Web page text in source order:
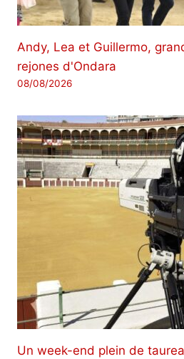
Andy, Lea et Guillermo,
rejones d'Ondara
08/08/2026
Un week-end plein de